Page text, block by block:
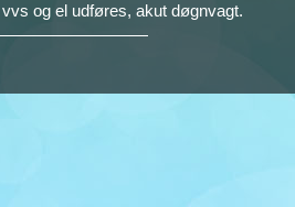
og el udføres, akut døgnvagt.